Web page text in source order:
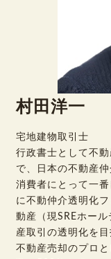
村田洋一
宅地建物取引士
行政書士として不
で、日本の不動産
消費者にとって一
に不動仲介透明化
動産（現SREホー
産取引の透明化を目
不動産売却のプロ